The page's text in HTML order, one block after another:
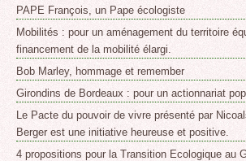
PAPE François, un Pape écologiste
Mobilités : pour un aménagement du territoire
financement de la mobilité élargi.
Bob Marley, hommage et remember
Girondins de Bordeaux : pour un actionnariat
Le Pacte du pouvoir de vivre présenté par
Berger est une initiative heureuse et positive.
4 propositions pour la Transition Ecologique au